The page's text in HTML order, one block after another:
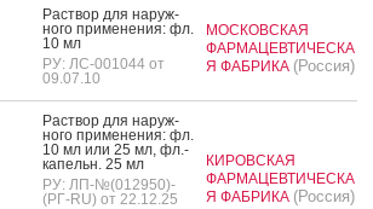
Рас­твор для на­руж­
но­го при­мене­ния: фл.
10 мл
РУ: ЛС-001044 от
09.07.10
МОСКОВСКАЯ
ФАРМАЦЕВТИЧЕСКА
Я ФАБРИКА (Россия)
Рас­твор для на­руж­
но­го при­мене­ния: фл.
10 мл или 25 мл, фл.-
ка­пельн. 25 мл
РУ: ЛП-№(012950)-
(РГ-RU) от 22.12.25
КИРОВСКАЯ
ФАРМАЦЕВТИЧЕСКА
Я ФАБРИКА (Россия)